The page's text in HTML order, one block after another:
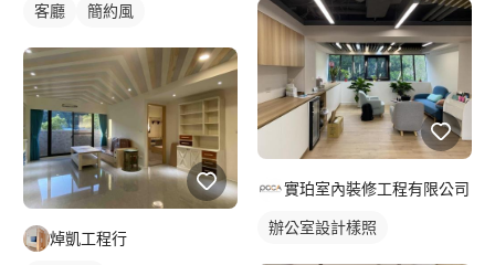
客廳 簡約風
焯凱工程行
實珀室內裝修工程有限公司
辦公室設計樣照